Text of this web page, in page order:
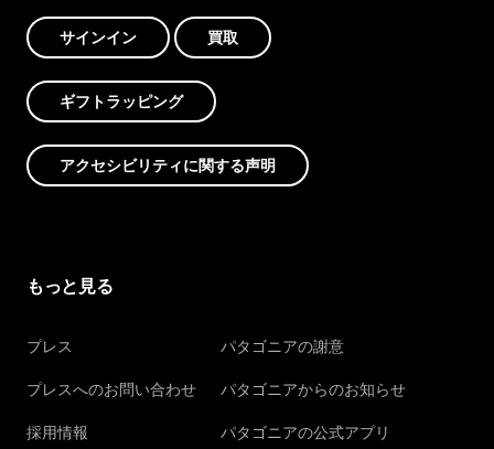
サインイン 買取
ギフトラッピング
アクセシビリティに関する声明
もっと見る
プレス
プレスへのお問い合わせ
採用情報
パタゴニアの謝意
パタゴニアからのお知らせ
パタゴニアの公式アプリ